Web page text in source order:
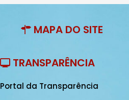
MAPA DO SITE
TRANSPARÊNCIA
Portal da Transparência